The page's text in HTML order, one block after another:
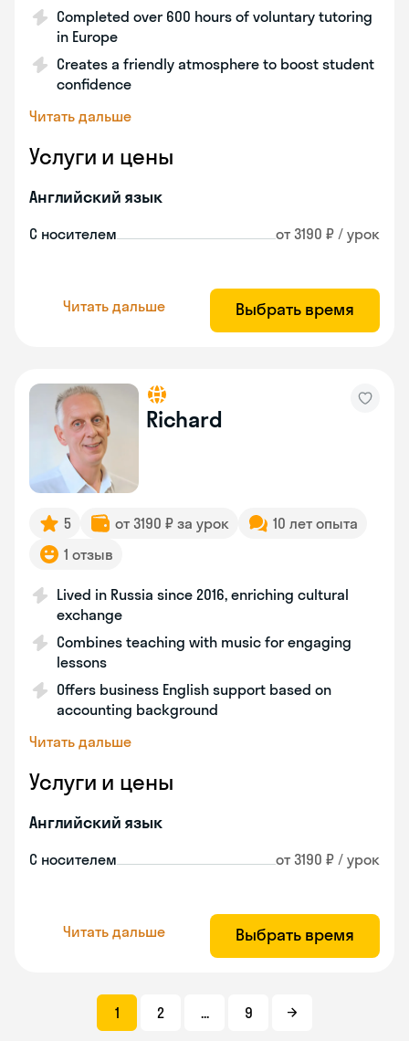
Completed over 600 hours of voluntary tutoring
in Europe
Creates a friendly atmosphere to boost student
confidence
Читать дальше
Услуги и цены
Английский язык
С носителем от 3190 ₽ / урок
Читать дальше Выбрать время
Richard
5 от 3190 ₽ за урок
10 лет опыта
1 отзыв
Lived in Russia since 2016, enriching cultural
exchange
Combines teaching with music for engaging
lessons
Offers business English support based on
accounting background
Читать дальше
Услуги и цены
Английский язык
С носителем от 3190 ₽ / урок
Читать дальше Выбрать время
1 2 ... 9